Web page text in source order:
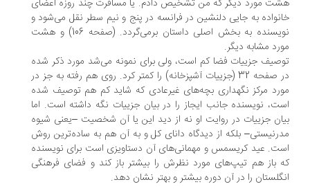
مورد دیگر که من تشخیص دادم. یا مسافرت چند روزه اعضای
به جایی دلنشین در فرانسه در پنج و نیم سطر نقل می‌شود و
نویسنده به بخش اصلی داستان برمی‌گردد. (صفحه 106) و هشت
مشابه دیگر.
جزییات فضا کم است، ولی برای نمونه می‌شد مورد ذکر شده
در صفحه 32 (جزییات آشپزخانه) را کمتر کرد. روی هم رفته به جز در
مرکز نگهداری بچه‌های غیرعادی که شاید کم هم توصیف شده
نویسنده جانب ایجاز را در بیان جزییات نگه داشته است. اما
جزییات در روایت او نه از دید این یا آن شخصیت –یعنی شیوه
بلکه از دیدگاه دانای کل و به آن هم به ساده‌ترین روش
عید کریسمس و مهمانی‌های آن دستاویزی است برای نویسنده
باز هم تیپ‌های مورد نظرش را بیشتر باز کند و فضای فرهنگی
را در آن دوره بیشتر و بهتر نشان دهد.